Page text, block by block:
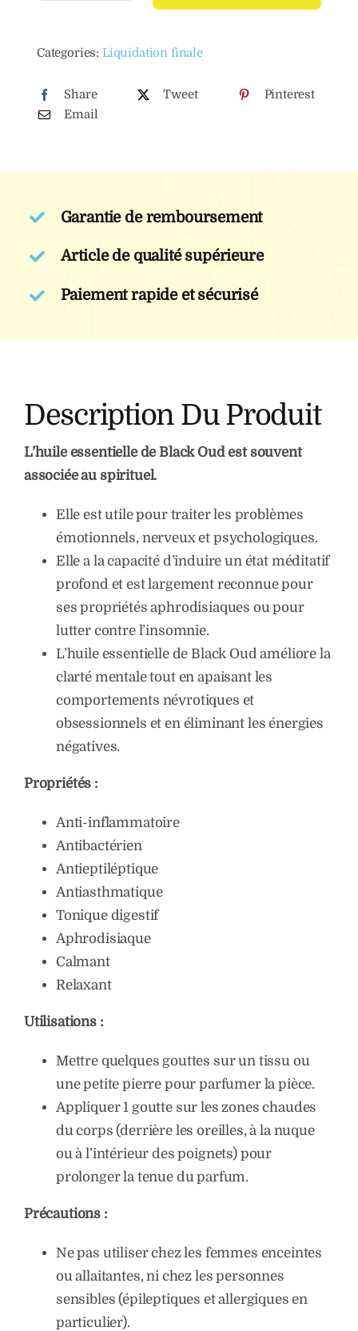
essentielle
Black
Categories: Liquidation finale
Share Tweet
Pinterest
Email
Garantie de remboursement
Article de qualité supérieure
Paiement rapide et sécurisé
Description Du Produit
L’huile essentielle de Black Oud est souvent
associée au spirituel.
Elle est utile pour traiter les problèmes
émotionnels, nerveux et psychologiques.
Elle a la capacité d’induire un état méditatif
profond et est largement reconnue pour
ses propriétés aphrodisiaques ou pour
lutter contre l’insomnie.
L’huile essentielle de Black Oud améliore la
clarté mentale tout en apaisant les
comportements névrotiques et
obsessionnels et en éliminant les énergies
négatives.
Propriétés :
Anti-inflammatoire
Antibactérien
Antieptiléptique
Antiasthmatique
Tonique digestif
Aphrodisiaque
Calmant
Relaxant
Utilisations :
Mettre quelques gouttes sur un tissu ou
une petite pierre pour parfumer la pièce.
Appliquer 1 goutte sur les zones chaudes
du corps (derrière les oreilles, à la nuque
ou à l’intérieur des poignets) pour
prolonger la tenue du parfum.
Précautions :
Ne pas utiliser chez les femmes enceintes
ou allaitantes, ni chez les personnes
sensibles (épileptiques et allergiques en
particulier).